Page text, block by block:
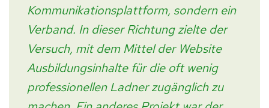
Kommunikationsplattform, sondern ein
Verband. In dieser Richtung zielte der
Versuch, mit dem Mittel der Website
Ausbildungsinhalte für die oft wenig
professionellen Ladner zugänglich zu